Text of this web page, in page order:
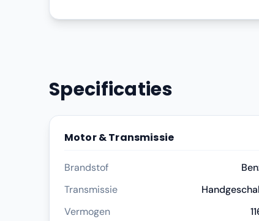
Specificaties
Motor & Transmissie
Brandstof
Transmissie
Vermogen